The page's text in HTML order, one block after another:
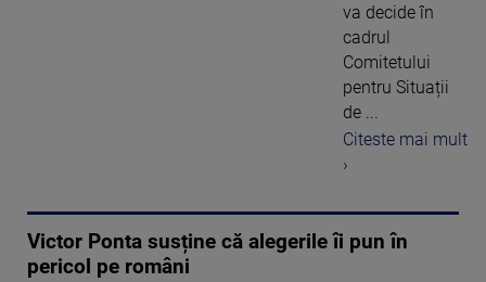
va decide în
cadrul
Comitetului
pentru Situații
de ...
Citeste mai mult
›
Victor Ponta susține că alegerile îi pun în
pericol pe români